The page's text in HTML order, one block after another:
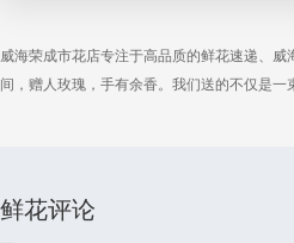
威海荣成市花店专注于高品质的鲜花速递、
间，赠人玫瑰，手有余香。我们送的不仅是一
鲜花评论